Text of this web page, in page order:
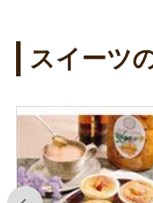
スイーツ